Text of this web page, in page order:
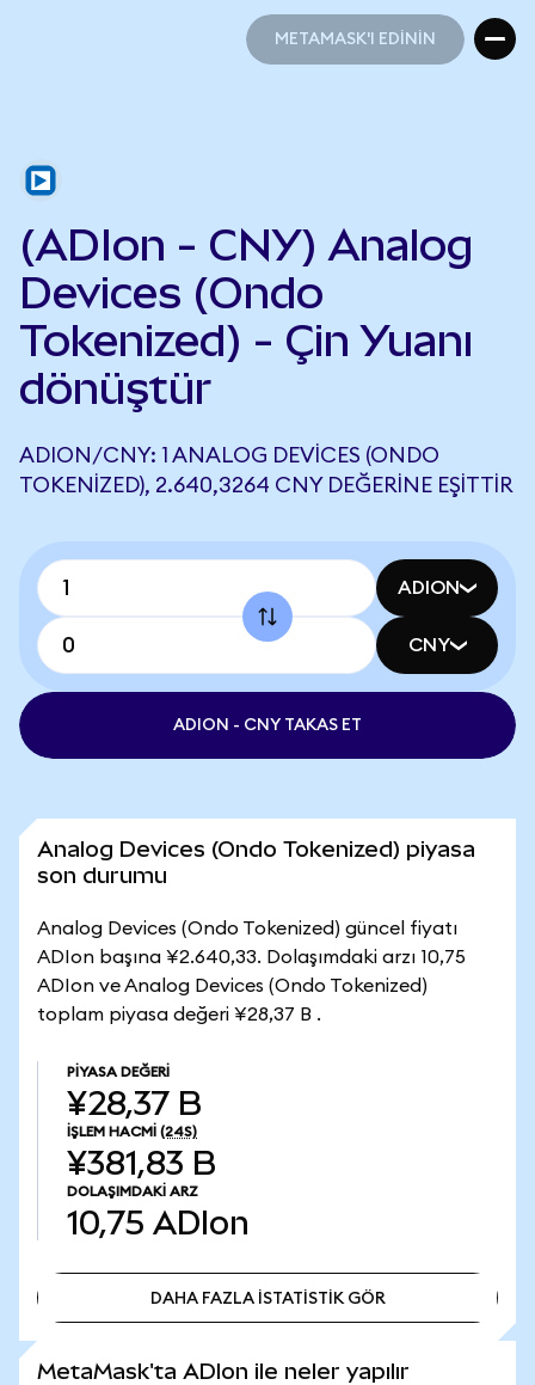
METAMASK'I EDİNİN
(ADIon - CNY) Analog
Devices (Ondo
Tokenized) - Çin Yuanı
dönüştür
ADION/CNY: 1 ANALOG DEVICES (ONDO
TOKENIZED), 2.640,3264 CNY DEĞERINE EŞITTIR
ADION
CNY
ADION - CNY TAKAS ET
Analog Devices (Ondo Tokenized) piyasa
son durumu
Analog Devices (Ondo Tokenized) güncel fiyatı
ADIon başına ¥2.640,33. Dolaşımdaki arzı 10,75
ADIon ve Analog Devices (Ondo Tokenized)
toplam piyasa değeri ¥28,37 B .
PIYASA DEĞERI
¥28,37 B
İŞLEM HACMI (24S)
¥381,83 B
DOLAŞIMDAKI ARZ
10,75 ADIon
DAHA FAZLA İSTATİSTİK GÖR
MetaMask'ta ADIon ile neler yapılır